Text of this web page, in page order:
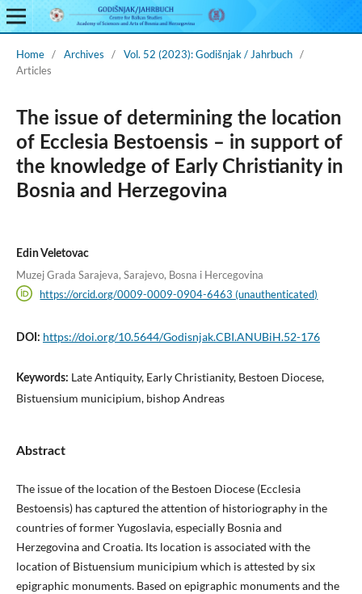
Home / Archives / Vol. 52 (2023): Godišnjak / Jahrbuch /
Articles
The issue of determining the location
of Ecclesia Bestoensis – in support of
the knowledge of Early Christianity in
Bosnia and Herzegovina
Edin Veletovac
Muzej Grada Sarajeva, Sarajevo, Bosna i Hercegovina
https://orcid.org/0009-0009-0904-6463 (unauthenticated)
DOI: https://doi.org/10.5644/Godisnjak.CBI.ANUBiH.52-176
Keywords: Late Antiquity, Early Christianity, Bestoen Diocese,
Bistuensium municipium, bishop Andreas
Abstract
The issue of the location of the Bestoen Diocese (Ecclesia
Bestoensis) has captured the attention of historiography in the
countries of former Yugoslavia, especially Bosnia and
Herzegovina and Croatia. Its location is associated with the
location of Bistuensium municipium which is attested by six
epigraphic monuments. Based on epigraphic monuments and the